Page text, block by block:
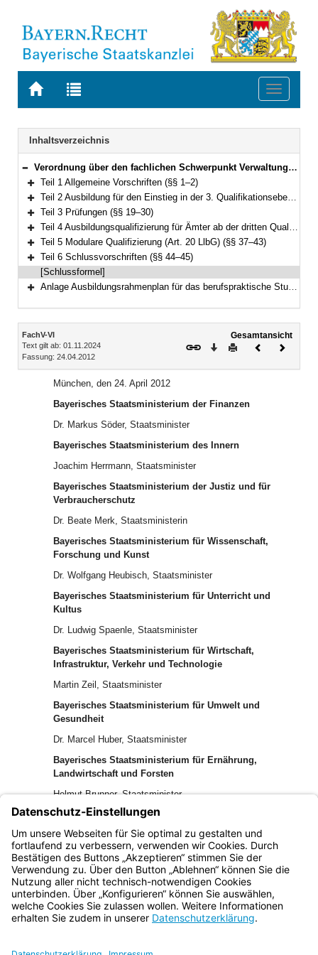
Zur
BAYERN.RECHT
Zur
letzten
Suche
Toggle
Navigation
Inhaltsverzeichnis
Bereich reduzieren
Verordnung über den fachlichen Schwerpunkt Verwaltungsinformatik (Fachverordnung Verwaltungsinformatik – FachV-VI) Vom 24. April 2012 (GVBl. S. 159) BayRS 2038-3-1-6-F (§§ 1–45)
Bereich erweitern
Teil 1 Allgemeine Vorschriften (§§ 1–2)
Bereich erweitern
Teil 2 Ausbildung für den Einstieg in der 3. Qualifikationsebene (§§ 3–18)
Bereich erweitern
Teil 3 Prüfungen (§§ 19–30)
Bereich erweitern
Teil 4 Ausbildungsqualifizierung für Ämter ab der dritten Qualifikationsebene (Art. 37 LlbG) (§§ 31–36)
Bereich erweitern
Teil 5 Modulare Qualifizierung (Art. 20 LlbG) (§§ 37–43)
Bereich erweitern
Teil 6 Schlussvorschriften (§§ 44–45)
[Schlussformel]
Anlage Ausbildungsrahmenplan für das berufspraktische Studium
Inhalt
FachV-VI
Text gilt ab: 01.11.2024
Fassung: 24.04.2012
Gesamtansicht
Download
DruckenVorheriges
München, den 24. April 2012
Bayerisches Staatsministerium der Finanzen
Dr. Markus Söder, Staatsminister
Bayerisches Staatsministerium des Innern
Joachim Herrmann, Staatsminister
Bayerisches Staatsministerium der Justiz und für
Verbraucherschutz
Dr. Beate Merk, Staatsministerin
Bayerisches Staatsministerium für Wissenschaft,
Forschung und Kunst
Dr. Wolfgang Heubisch, Staatsminister
Bayerisches Staatsministerium für Unterricht und
Kultus
Dr. Ludwig Spaenle, Staatsminister
Bayerisches Staatsministerium für Wirtschaft,
Infrastruktur, Verkehr und Technologie
Martin Zeil, Staatsminister
Bayerisches Staatsministerium für Umwelt und
Gesundheit
Dr. Marcel Huber, Staatsminister
Bayerisches Staatsministerium für Ernährung,
Landwirtschaft und Forsten
Helmut Brunner, Staatsminister
Bayerisches Staatsministerium für Arbeit und
Sozialordnung, Familie und Frauen
Christine Haderthauer, Staatsministerin
Bayern.de
BayernPortal